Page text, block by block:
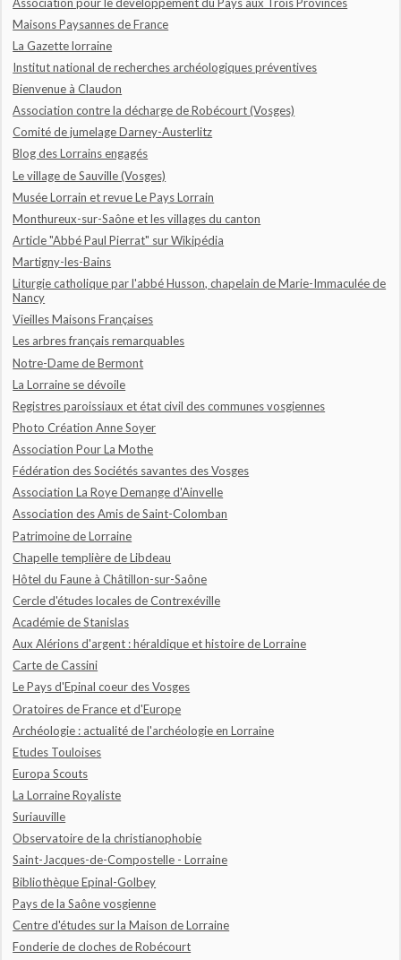
Maisons Paysannes de France
La Gazette lorraine
Institut national de recherches archéologiques préventives
Bienvenue à Claudon
Association contre la décharge de Robécourt (Vosges)
Comité de jumelage Darney-Austerlitz
Blog des Lorrains engagés
Le village de Sauville (Vosges)
Musée Lorrain et revue Le Pays Lorrain
Monthureux-sur-Saône et les villages du canton
Article "Abbé Paul Pierrat" sur Wikipédia
Martigny-les-Bains
Liturgie catholique par l'abbé Husson, chapelain de Marie-Immaculée de
Nancy
Vieilles Maisons Françaises
Les arbres français remarquables
Notre-Dame de Bermont
La Lorraine se dévoile
Registres paroissiaux et état civil des communes vosgiennes
Photo Création Anne Soyer
Association Pour La Mothe
Fédération des Sociétés savantes des Vosges
Association La Roye Demange d'Ainvelle
Association des Amis de Saint-Colomban
Patrimoine de Lorraine
Chapelle templière de Libdeau
Hôtel du Faune à Châtillon-sur-Saône
Cercle d'études locales de Contrexéville
Académie de Stanislas
Aux Alérions d'argent : héraldique et histoire de Lorraine
Carte de Cassini
Le Pays d'Epinal coeur des Vosges
Oratoires de France et d'Europe
Archéologie : actualité de l'archéologie en Lorraine
Etudes Touloises
Europa Scouts
La Lorraine Royaliste
Suriauville
Observatoire de la christianophobie
Saint-Jacques-de-Compostelle - Lorraine
Bibliothèque Epinal-Golbey
Pays de la Saône vosgienne
Centre d'études sur la Maison de Lorraine
Fonderie de cloches de Robécourt